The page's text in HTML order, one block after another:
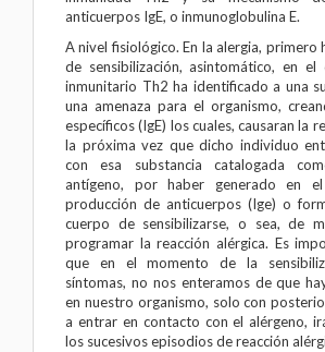
anticuerpos IgE, o inmunoglobulina E.
A nivel fisiológico. En la alergia, primero
de sensibilización, asintomático, en el
inmunitario Th2 ha identificado a una
una amenaza para el organismo,
específicos (IgE) los cuales, causaran la
la próxima vez que dicho individuo
con esa substancia catalogada
antígeno, por haber generado en
producción de anticuerpos (Ige) o
cuerpo de sensibilizarse, o sea, de
programar la reacción alérgica. Es
que en el momento de la
síntomas, no nos enteramos de que
en nuestro organismo, solo con
a entrar en contacto con el alérgeno,
los sucesivos episodios de reacción